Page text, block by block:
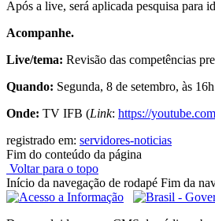
Após a live, será aplicada pesquisa para
Acompanhe.
Live/tema: Revisão das competências
Quando: Segunda, 8 de setembro, às 16h
Onde: TV IFB (Link: https://
registrado em: servidores-noticias
Fim do conteúdo da página
Voltar para o topo
Início da navegação de rodapé Fim da